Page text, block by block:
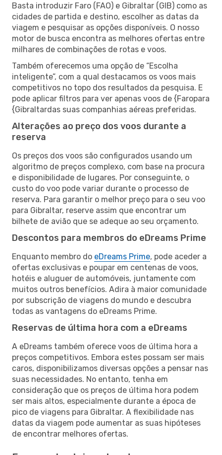
Basta introduzir Faro (FAO) e Gibraltar (GIB) como as
cidades de partida e destino, escolher as datas da
viagem e pesquisar as opções disponíveis. O nosso
motor de busca encontra as melhores ofertas entre
milhares de combinações de rotas e voos.
Também oferecemos uma opção de “Escolha
inteligente”, com a qual destacamos os voos mais
competitivos no topo dos resultados da pesquisa. E
pode aplicar filtros para ver apenas voos de {Faropara
{Gibraltardas suas companhias aéreas preferidas.
Alterações ao preço dos voos durante a
reserva
Os preços dos voos são configurados usando um
algoritmo de preços complexo, com base na procura
e disponibilidade de lugares. Por conseguinte, o
custo do voo pode variar durante o processo de
reserva. Para garantir o melhor preço para o seu voo
para Gibraltar, reserve assim que encontrar um
bilhete de avião que se adeque ao seu orçamento.
Descontos para membros do eDreams Prime
Enquanto membro do eDreams Prime, pode aceder a
ofertas exclusivas e poupar em centenas de voos,
hotéis e aluguer de automóveis, juntamente com
muitos outros benefícios. Adira à maior comunidade
por subscrição de viagens do mundo e descubra
todas as vantagens do eDreams Prime.
Reservas de última hora com a eDreams
A eDreams também oferece voos de última hora a
preços competitivos. Embora estes possam ser mais
caros, disponibilizamos diversas opções a pensar nas
suas necessidades. No entanto, tenha em
consideração que os preços de última hora podem
ser mais altos, especialmente durante a época de
pico de viagens para Gibraltar. A flexibilidade nas
datas da viagem pode aumentar as suas hipóteses
de encontrar melhores ofertas.